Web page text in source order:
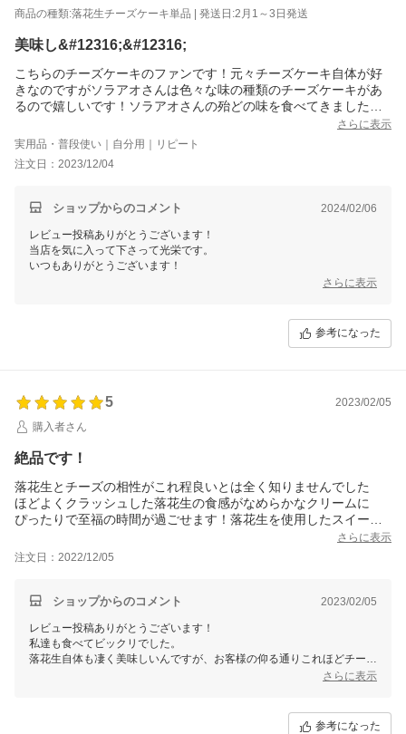
商品の種類:落花生チーズケーキ単品 | 発送日:2月1～3日発送
美味し&#12316;&#12316;
こちらのチーズケーキのファンです！元々チーズケーキ自体が好
きなのですがソラアオさんは色々な味の種類のチーズケーキがあ
るので嬉しいです！ソラアオさんの殆どの味を食べてきましたが
落花生のチーズケーキはベスト3に入るくらい気に入ってますさらに表示
実用品・普段使い｜自分用｜リピート
注文日：2023/12/04
ショップからのコメント 2024/02/06
レビュー投稿ありがとうございます！
当店を気に入って下さって光栄です。
いつもありがとうございます！
さらに表示
参考になった
5
2023/02/05
購入者さん
絶品です！
落花生とチーズの相性がこれ程良いとは全く知りませんでした
ほどよくクラッシュした落花生の食感がなめらかなクリームに
ぴったりで至福の時間が過ごせます！落花生を使用したスイーツ
ここまで美味しいケーキは初めてでした、リピします
さらに表示
注文日：2022/12/05
ショップからのコメント 2023/02/05
レビュー投稿ありがとうございます！
私達も食べてビックリでした。
落花生自体も凄く美味しいんですが、お客様の仰る通りこれほどチーズ
さらに表示
参考になった